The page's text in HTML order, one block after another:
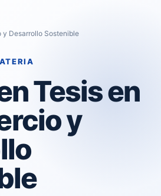
y Desarrollo Sostenible
Tesis en
y